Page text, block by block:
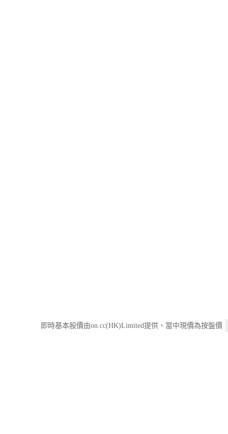
即時基本股價由on.cc(HK)Limited提供，當中現價為按盤價